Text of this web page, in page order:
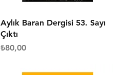
Hızlı Bakış
Aylık Baran Dergisi 53. Sayı
Çıktı
Fiyat
₺80,00